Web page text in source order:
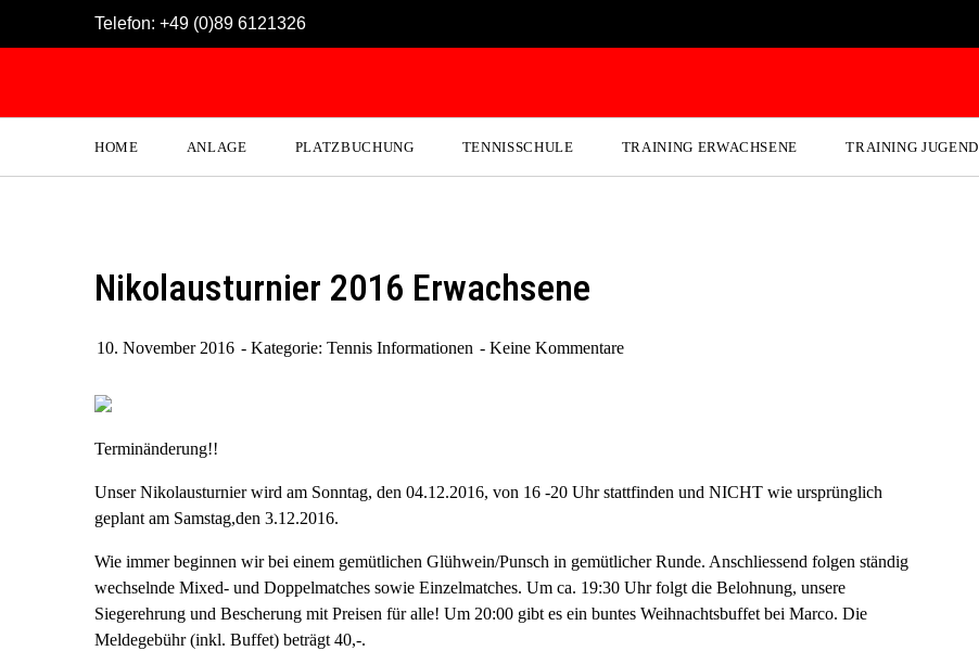
Telefon: +49 (0)89 6121326
HOME ANLAGE PLATZBUCHUNG TENNISSCHULE TRAINING ERWACHSENE TRAINING JUGEND
Nikolausturnier 2016 Erwachsene
10. November 2016 Kategorie: Tennis Informationen Keine Kommentare
Terminänderung!!
Unser Nikolausturnier wird am Sonntag, den 04.12.2016, von 16 -20 Uhr stattfinden und NICHT wie ursprünglich
geplant am Samstag,den 3.12.2016.
Wie immer beginnen wir bei einem gemütlichen Glühwein/Punsch in gemütlicher Runde. Anschliessend folgen ständig
wechselnde Mixed- und Doppelmatches sowie Einzelmatches. Um ca. 19:30 Uhr folgt die Belohnung, unsere
Siegerehrung und Bescherung mit Preisen für alle! Um 20:00 gibt es ein buntes Weihnachtsbuffet bei Marco. Die
Meldegebühr (inkl. Buffet) beträgt 40,-.